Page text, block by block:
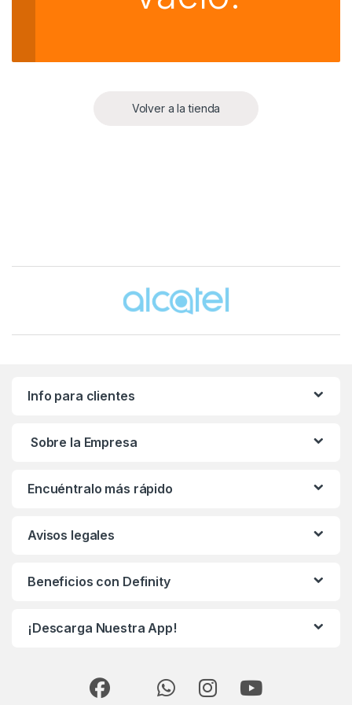
Volver a la tienda
Info para clientes
Sobre la Empresa
Encuéntralo más rápido
Avisos legales
Beneficios con Definity
¡Descarga Nuestra App!